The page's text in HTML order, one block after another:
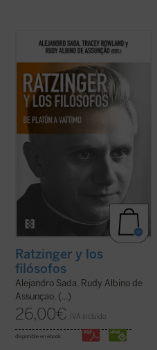
La conversación y el diálogo con filósofos
clásicos y contemporáneos es una de las
pensamiento del papa teólogo. Una
compilación de los interlocutores más
relevantes y una visión de conjunto de ...
(ver ficha)
Ratzinger y los
filósofos
Alejandro Sada, Rudy Albino de
Assunçao, (...)
26,00€ IVA incluido
disponible en ebook: